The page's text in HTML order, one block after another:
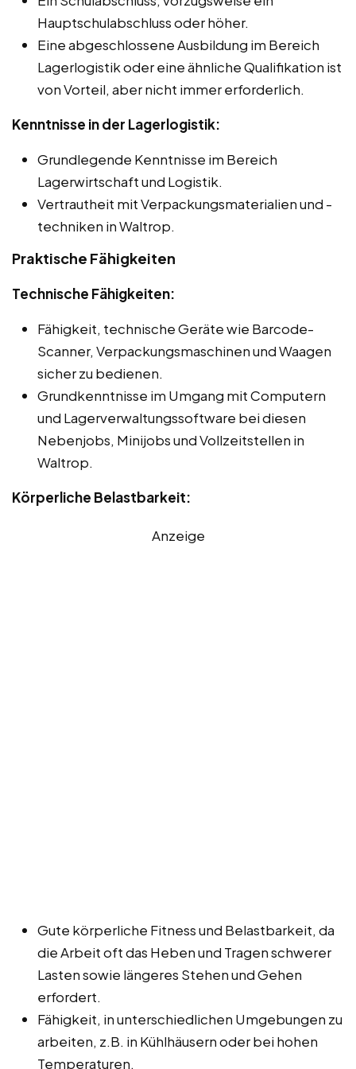
Hauptschulabschluss oder höher.
Eine abgeschlossene Ausbildung im Bereich
Lagerlogistik oder eine ähnliche Qualifikation ist
von Vorteil, aber nicht immer erforderlich.
Kenntnisse in der Lagerlogistik:
Grundlegende Kenntnisse im Bereich
Lagerwirtschaft und Logistik.
Vertrautheit mit Verpackungsmaterialien und -
techniken in Waltrop.
Praktische Fähigkeiten
Technische Fähigkeiten:
Fähigkeit, technische Geräte wie Barcode-
Scanner, Verpackungsmaschinen und Waagen
sicher zu bedienen.
Grundkenntnisse im Umgang mit Computern
und Lagerverwaltungssoftware bei diesen
Nebenjobs, Minijobs und Vollzeitstellen in
Waltrop.
Körperliche Belastbarkeit:
Anzeige
Gute körperliche Fitness und Belastbarkeit, da
die Arbeit oft das Heben und Tragen schwerer
Lasten sowie längeres Stehen und Gehen
erfordert.
Fähigkeit, in unterschiedlichen Umgebungen zu
arbeiten, z.B. in Kühlhäusern oder bei hohen
Temperaturen.